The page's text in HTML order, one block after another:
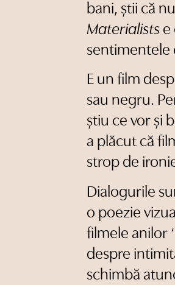
bani, știi că
Materialists e
sentimentele
E un film
sau negru.
știu ce vor și
a plăcut că
strop de
Dialogurile
o poezie
filmele anilor
despre
schimbă